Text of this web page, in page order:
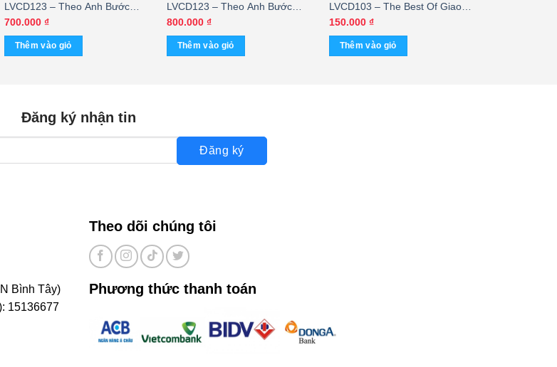
LVCD123 – Theo Anh Bước
Xuống Cơn Đau – Ý Lan
(Prodisc) KGHD
700.000 ₫
Thêm vào giỏ
LVCD123 – Theo Anh Bước
Xuống Cơn Đau – Ý Lan
(Prodisc)
800.000 ₫
Thêm vào giỏ
LVCD103 – The Best Of Giao
Linh
150.000 ₫
Thêm vào giỏ
Đăng ký nhận tin
Đăng ký
Bình Tây)
15136677
Theo dõi chúng tôi
Phương thức thanh toán